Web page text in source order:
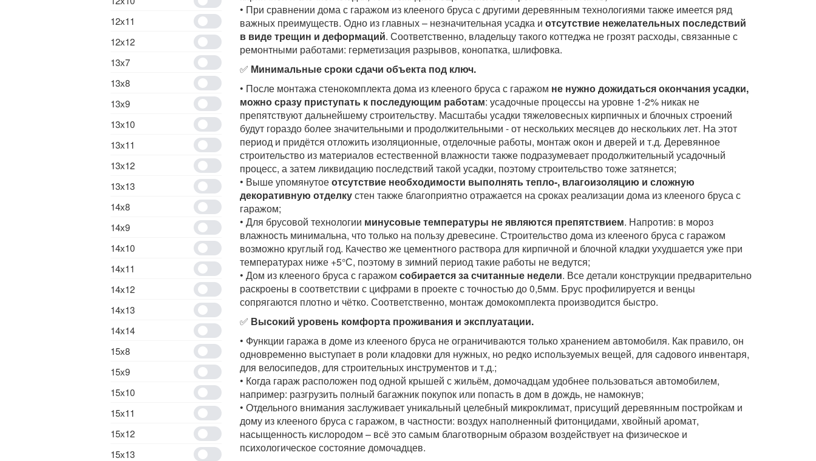
12х11
12х12
13х7
13х8
13х9
13х10
13х11
13х12
13х13
14х8
14х9
14х10
14х11
14х12
14х13
14х14
15х8
15х9
15х10
15х11
15х12
15х13
• При сравнении дома с гаражом из клееного бруса с другими деревянным технологиями также имеется ряд
важных преимуществ. Одно из главных – незначительная усадка и отсутствие нежелательных последствий
в виде трещин и деформаций. Соответственно, владельцу такого коттеджа не грозят расходы, связанные с
ремонтными работами: герметизация разрывов, конопатка, шлифовка.
✅ Минимальные сроки сдачи объекта под ключ.
• После монтажа стенокомплекта дома из клееного бруса с гаражом не нужно дожидаться окончания усадки,
можно сразу приступать к последующим работам: усадочные процессы на уровне 1-2% никак не
препятствуют дальнейшему строительству. Масштабы усадки тяжеловесных кирпичных и блочных строений
будут гораздо более значительными и продолжительными - от нескольких месяцев до нескольких лет. На этот
период и придётся отложить изоляционные, отделочные работы, монтаж окон и дверей и т.д. Деревянное
строительство из материалов естественной влажности также подразумевает продолжительный усадочный
процесс, а затем ликвидацию последствий такой усадки, поэтому строительство тоже затянется;
• Выше упомянутоеотсутствие необходимости выполнять тепло-, влагоизоляцию и сложную
декоративную отделкустен также благоприятно отражается на сроках реализации дома из клееного бруса с
гаражом;
• Для брусовой технологии минусовые температуры не являются препятствием. Напротив: в мороз
влажность минимальна, что только на пользу древесине. Строительство дома из клееного бруса с гаражом
возможно круглый год. Качество же цементного раствора для кирпичной и блочной кладки ухудшается уже при
температурах ниже +5°С, поэтому в зимний период такие работы не ведутся;
• Дом из клееного бруса с гаражом собирается за считанные недели. Все детали конструкции предварительно
раскроены в соответствии с цифрами в проекте с точностью до 0,5мм. Брус профилируется и венцы
сопрягаются плотно и чётко. Соответственно, монтаж домокомплекта производится быстро.
✅ Высокий уровень комфорта проживания и эксплуатации.
• Функции гаража в доме из клееного бруса не ограничиваются только хранением автомобиля. Как правило, он
одновременно выступает в роли кладовки для нужных, но редко используемых вещей, для садового инвентаря,
для велосипедов, для строительных инструментов и т.д.;
• Когда гараж расположен под одной крышей с жильём, домочадцам удобнее пользоваться автомобилем,
например: разгрузить полный багажник покупок или попасть в дом в дождь, не намокнув;
• Отдельного внимания заслуживает уникальный целебный микроклимат, присущий деревянным постройкам и
дому из клееного бруса с гаражом, в частности: воздух наполненный фитонцидами, хвойный аромат,
насыщенность кислородом – всё это самым благотворным образом воздействует на физическое и
психологическое состояние домочадцев.